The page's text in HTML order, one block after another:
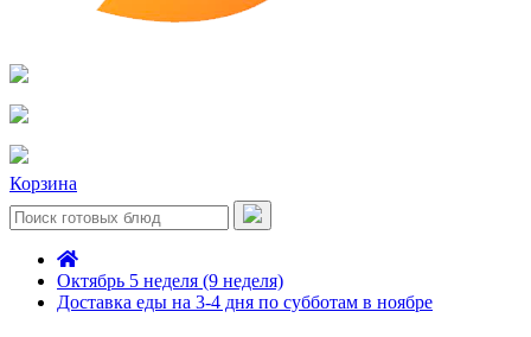
Корзина
Октябрь 5 неделя (9 неделя)
Доставка еды на 3-4 дня по субботам в ноябре